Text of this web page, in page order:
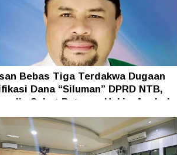
Bebas Tiga Terdakwa Dugaan
Dana “Siluman” DPRD NTB,
Sebut Putusan Hakim Aneh dan